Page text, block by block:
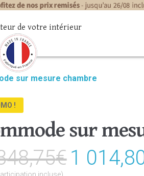
de votre intérieur
sur mesure chambre
!
sur
€Le
1